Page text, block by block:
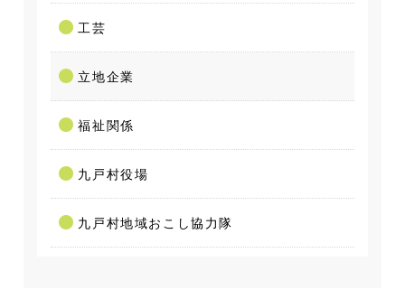
工芸
立地企業
福祉関係
九戸村役場
九戸村地域おこし協力隊